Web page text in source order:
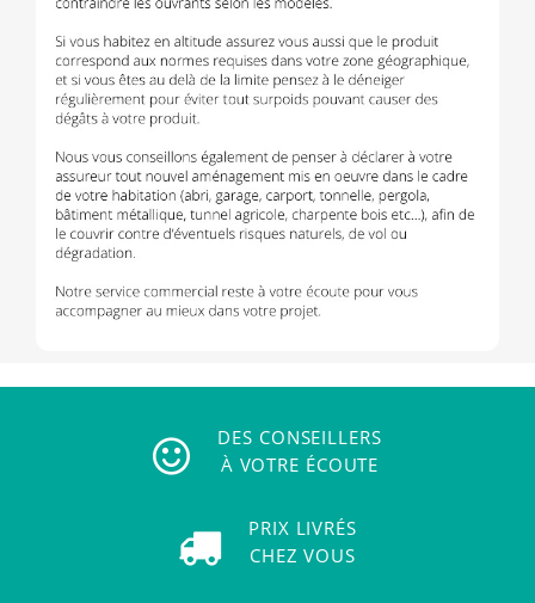
DES CONSEILLERS
À VOTRE ÉCOUTE
PRIX LIVRÉS
CHEZ VOUS